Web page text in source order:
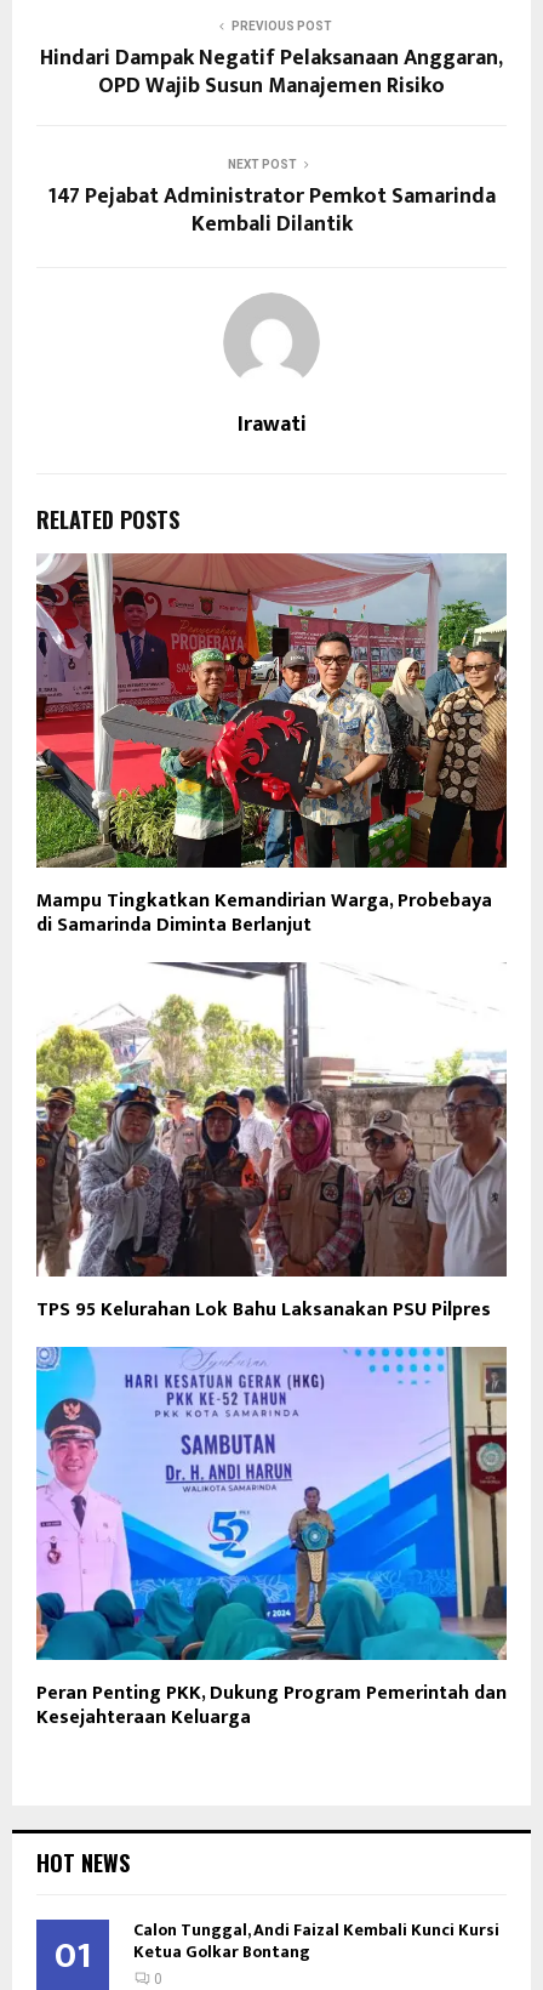
PREVIOUS POST
Hindari Dampak Negatif Pelaksanaan Anggaran,
OPD Wajib Susun Manajemen Risiko
NEXT POST
147 Pejabat Administrator Pemkot Samarinda
Kembali Dilantik
Irawati
RELATED POSTS
Mampu Tingkatkan Kemandirian Warga, Probebaya
di Samarinda Diminta Berlanjut
TPS 95 Kelurahan Lok Bahu Laksanakan PSU Pilpres
Peran Penting PKK, Dukung Program Pemerintah dan
Kesejahteraan Keluarga
HOT NEWS
01 Calon Tunggal, Andi Faizal Kembali Kunci Kursi
Ketua Golkar Bontang
0